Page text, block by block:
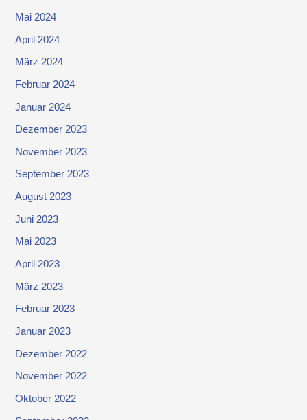
Mai 2024
April 2024
März 2024
Februar 2024
Januar 2024
Dezember 2023
November 2023
September 2023
August 2023
Juni 2023
Mai 2023
April 2023
März 2023
Februar 2023
Januar 2023
Dezember 2022
November 2022
Oktober 2022